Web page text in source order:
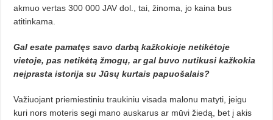
akmuo vertas 300 000 JAV dol., tai, žinoma, jo kaina bus
atitinkama.
Gal esate pamatęs savo darbą kažkokioje netikėtoje
vietoje, pas netikėtą žmogų, ar gal buvo nutikusi kažkokia
neįprasta istorija su Jūsų kurtais papuošalais?
Važiuojant priemiestiniu traukiniu visada malonu matyti, jeigu
kuri nors moteris segi mano auskarus ar mūvi žiedą, bet į akis